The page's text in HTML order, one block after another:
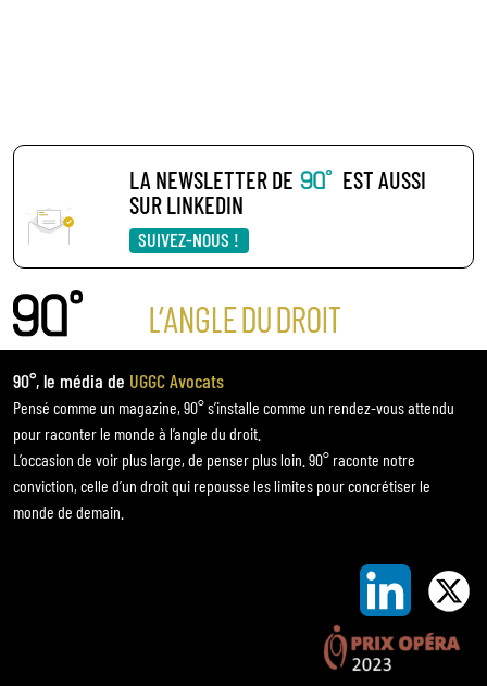
LA NEWSLETTER DE
EST AUSSI
SUR LINKEDIN
SUIVEZ-NOUS !
90°, le média de UGGC Avocats
Pensé comme un magazine, 90° s’installe comme un rendez-vous attendu
pour raconter le monde à l’angle du droit.
L’occasion de voir plus large, de penser plus loin. 90° raconte notre
conviction, celle d’un droit qui repousse les limites pour concrétiser le
monde de demain.